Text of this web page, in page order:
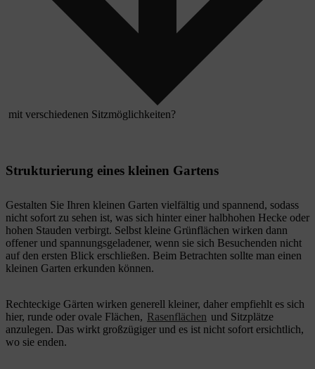
mit verschiedenen Sitzmöglichkeiten?
Strukturierung eines kleinen Gartens
Gestalten Sie Ihren kleinen Garten vielfältig und spannend, sodass
nicht sofort zu sehen ist, was sich hinter einer halbhohen Hecke oder
hohen Stauden verbirgt. Selbst kleine Grünflächen wirken dann
offener und spannungsgeladener, wenn sie sich Besuchenden nicht
auf den ersten Blick erschließen. Beim Betrachten sollte man einen
kleinen Garten erkunden können.
Rechteckige Gärten wirken generell kleiner, daher empfiehlt es sich
hier, runde oder ovale Flächen, Rasenflächen und Sitzplätze
anzulegen. Das wirkt großzügiger und es ist nicht sofort ersichtlich,
wo sie enden.